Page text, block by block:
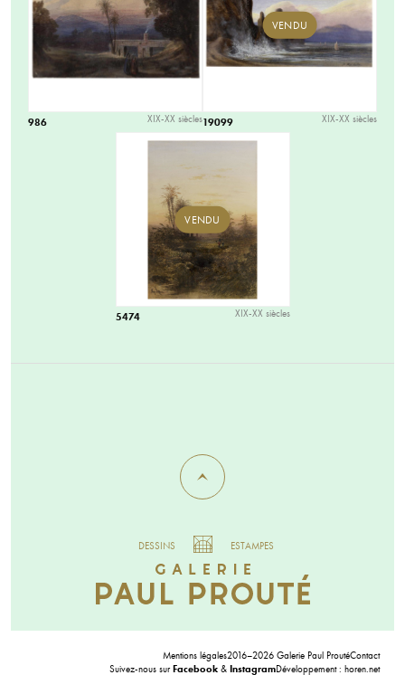
986 XIX-XX siècles
VENDU
19099 XIX-XX siècles
VENDU
5474 XIX-XX siècles
DESSINS ESTAMPES
Mentions légales2016–2026 Galerie Paul ProutéContact
Suivez-nous surFacebook & InstagramDéveloppement : horen.net